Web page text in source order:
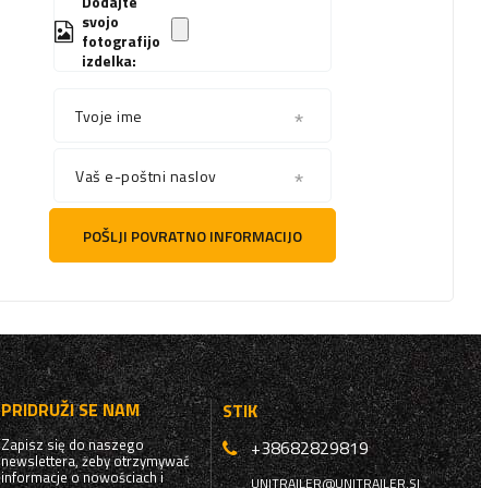
svojo
fotografijo
izdelka:
Tvoje ime
Vaš e-poštni naslov
POŠLJI POVRATNO INFORMACIJO
PRIDRUŽI SE NAM
Zapisz się do naszego
newslettera, żeby otrzymywać
informacje o nowościach i
STIK
+38682829819
UNITRAILER@UNITRAILER.SI